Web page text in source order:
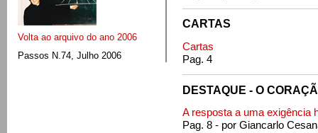
Volta ao arquivo do ano 2006
Passos N.74, Julho 2006
CARTAS
Cartas
Pag. 4
DESTAQUE - O
A resposta a uma exigência
Pag. 8 - por Giancarlo